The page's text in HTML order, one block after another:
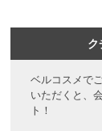
ク
ベルコスメで
いただくと、
ト！